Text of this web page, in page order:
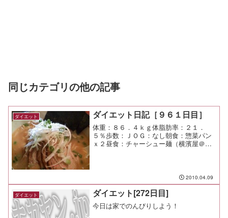
同じカテゴリの他の記事
ダイエット ダイエット日記［９６１日目］
体重：８６．４ｋｇ体脂肪率：２１．
５％歩数：ＪＯＧ：なし朝食：惣菜パン
ｘ２昼食：チャーシュー麺（横濱屋＠市
2010.04.09
ダイエット ダイエット[272日目]
今日は家でのんびりしよう！